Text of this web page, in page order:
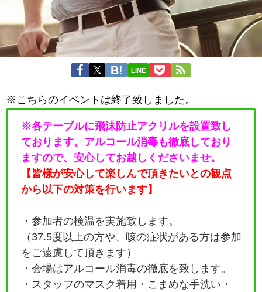
LINE
※こちらのイベントは終了致しました。
※各テーブルに飛沫防止アクリルを設置致し
ております。アルコール消毒も徹底しており
ますので、安心してお越しくださいませ。
【皆様が安心して楽しんで頂きたいとの観点
から以下の対策を行います】
・参加者の検温を実施致します。
（37.5度以上の方や、咳の症状がある方は参加
をご遠慮して頂きます）
・会場はアルコール消毒の徹底を致します。
・ スタッフのマスク着用・こまめな手洗い・